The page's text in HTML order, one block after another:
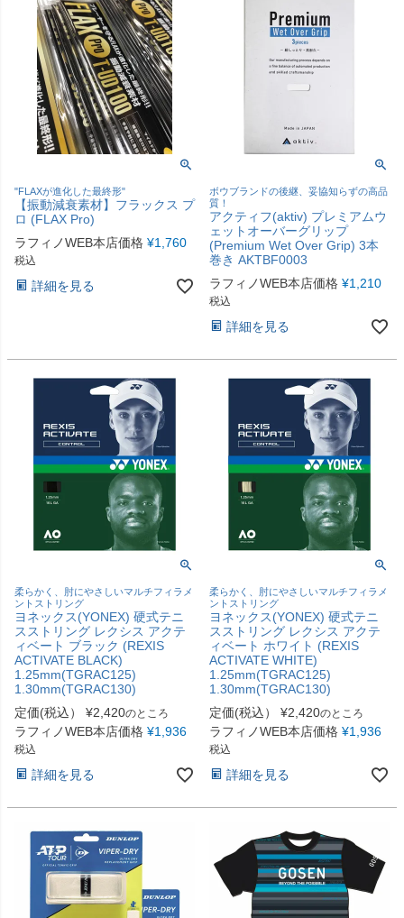
"FLAXが進化した最終形"
【振動減衰素材】フラックス プ
ロ (FLAX Pro)
ラフィノWEB本店価格 ¥1,760
税込
詳細を見る
ボウブランドの後継、妥協知らずの高品
質！
アクティフ(aktiv) プレミアムウ
ェットオーバーグリップ
(Premium Wet Over Grip) 3本
巻き AKTBF0003
ラフィノWEB本店価格 ¥1,210
税込
詳細を見る
柔らかく、肘にやさしいマルチフィラメ
ントストリング
ヨネックス(YONEX) 硬式テニ
スストリング レクシス アクテ
ィベート ブラック (REXIS
ACTIVATE BLACK)
1.25mm(TGRAC125)
1.30mm(TGRAC130)
定価(税込）
¥2,420のところ
ラフィノWEB本店価格 ¥1,936
税込
詳細を見る
柔らかく、肘にやさしいマルチフィラメ
ントストリング
ヨネックス(YONEX) 硬式テニ
スストリング レクシス アクテ
ィベート ホワイト (REXIS
ACTIVATE WHITE)
1.25mm(TGRAC125)
1.30mm(TGRAC130)
定価(税込）
¥2,420のところ
ラフィノWEB本店価格 ¥1,936
税込
詳細を見る